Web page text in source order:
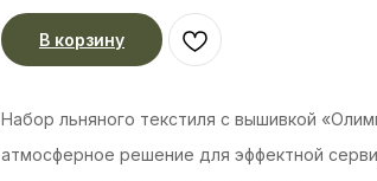
В корзину
Набор льняного текстиля с вышивкой
атмосферное решение для эффектной